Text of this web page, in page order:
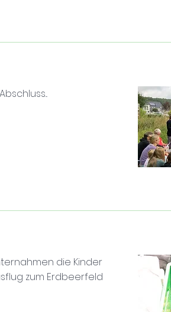
die Kinder
zum Erdbeerfeld